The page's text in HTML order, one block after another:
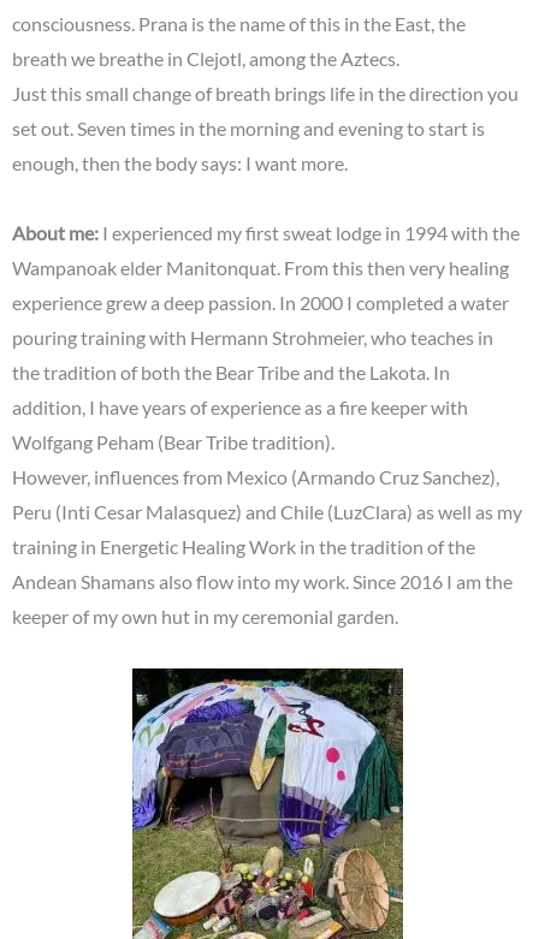
consciousness. Prana is the name of this in the East, the
breath we breathe in Clejotl, among the Aztecs.
Just this small change of breath brings life in the direction you
set out. Seven times in the morning and evening to start is
enough, then the body says: I want more.
About me: I experienced my first sweat lodge in 1994 with the
Wampanoak elder Manitonquat. From this then very healing
experience grew a deep passion. In 2000 I completed a water
pouring training with Hermann Strohmeier, who teaches in
the tradition of both the Bear Tribe and the Lakota. In
addition, I have years of experience as a fire keeper with
Wolfgang Peham (Bear Tribe tradition).
However, influences from Mexico (Armando Cruz Sanchez),
Peru (Inti Cesar Malasquez) and Chile (LuzClara) as well as my
training in Energetic Healing Work in the tradition of the
Andean Shamans also flow into my work. Since 2016 I am the
keeper of my own hut in my ceremonial garden.